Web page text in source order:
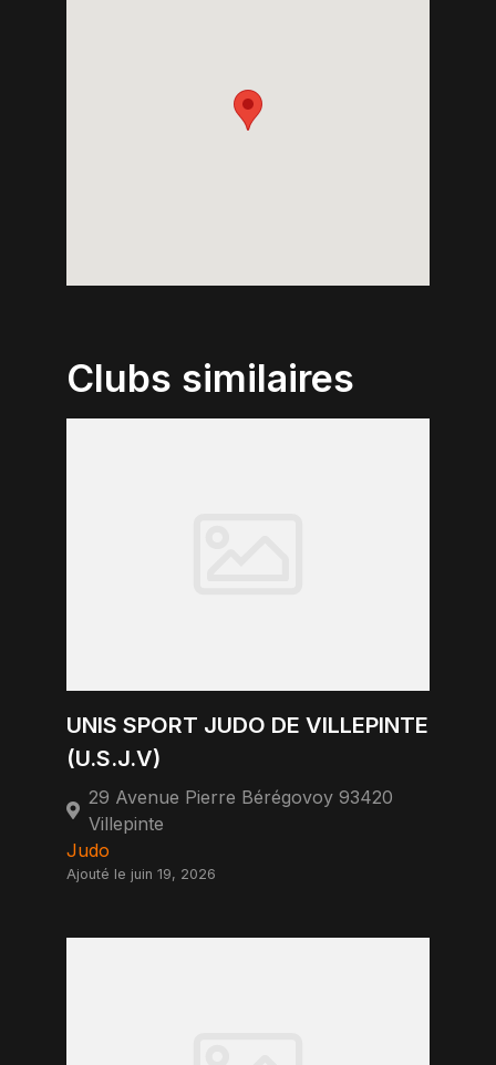
Clubs similaires
UNIS SPORT JUDO DE VILLEPINTE
(U.S.J.V)
29 Avenue Pierre Bérégovoy 93420
Villepinte
Judo
Ajouté le juin 19, 2026